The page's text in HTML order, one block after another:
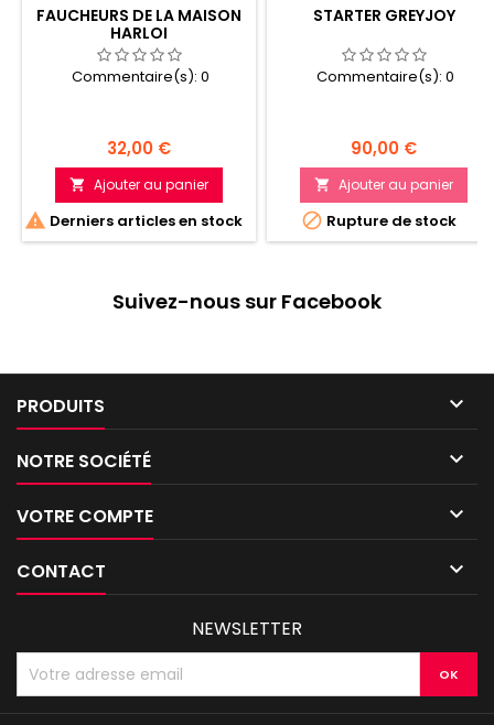
FAUCHEURS DE LA MAISON
HARLOI
Commentaire(s): 0
Prix
32,00 €
 Ajouter au panier
 Derniers articles en stock
STARTER GREYJOY
Commentaire(s): 0
Prix
90,00 €
 Ajouter au panier
 Rupture de stock
Suivez-nous sur Facebook
PRODUITS 
NOTRE SOCIÉTÉ 
VOTRE COMPTE 
CONTACT 
NEWSLETTER